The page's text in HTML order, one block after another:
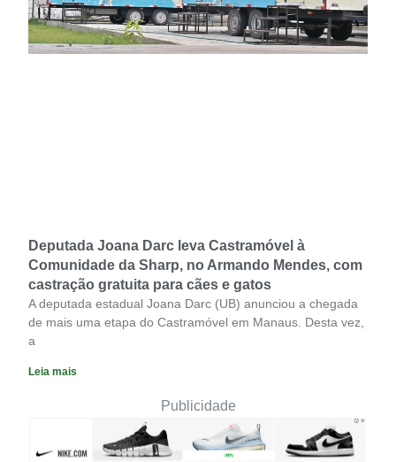
Deputada Joana Darc leva Castramóvel à
Comunidade da Sharp, no Armando Mendes, com
castração gratuita para cães e gatos
A deputada estadual Joana Darc (UB) anunciou a chegada
de mais uma etapa do Castramóvel em Manaus. Desta vez,
a
Leia mais
Publicidade